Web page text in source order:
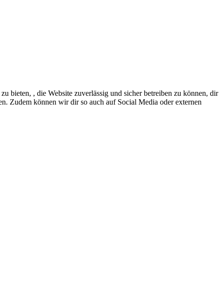
bieten, , die Website zuverlässig und sicher betreiben zu können, dir
Zudem können wir dir so auch auf Social Media oder externen